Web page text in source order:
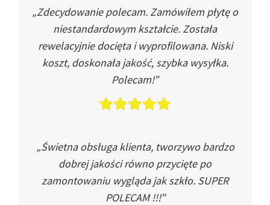
„Zdecydowanie polecam. Zamówiłem płytę o
niestandardowym kształcie. Została
rewelacyjnie docięta i wyprofilowana. Niski
koszt, doskonała jakość, szybka wysyłka.
Polecam!”
„Świetna obsługa klienta, tworzywo bardzo
dobrej jakości równo przycięte po
zamontowaniu wygląda jak szkło. SUPER
POLECAM !!!”